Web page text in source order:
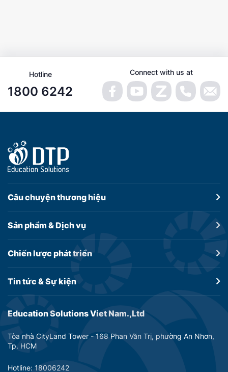
Hotline
1800 6242
Connect with us at
Education Solutions Viet Nam.,Ltd
Tòa nhà CityLand Tower - 168 Phan Văn Trị, phường An Nhơn,
Tp. HCM
Hotline: 18006242
Câu chuyệnthương hiệu
Sản phẩm &Dịch vụ
Chiến lược phát triển
Tin tức &Sự kiện